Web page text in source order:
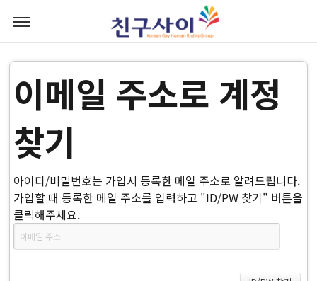
이메일 주소로 계정
찾기
아이디/비밀번호는 가입시 등록한 메일 주소로 알려드립니다.
가입할 때 등록한 메일 주소를 입력하고 "ID/PW 찾기" 버튼을
클릭해주세요.